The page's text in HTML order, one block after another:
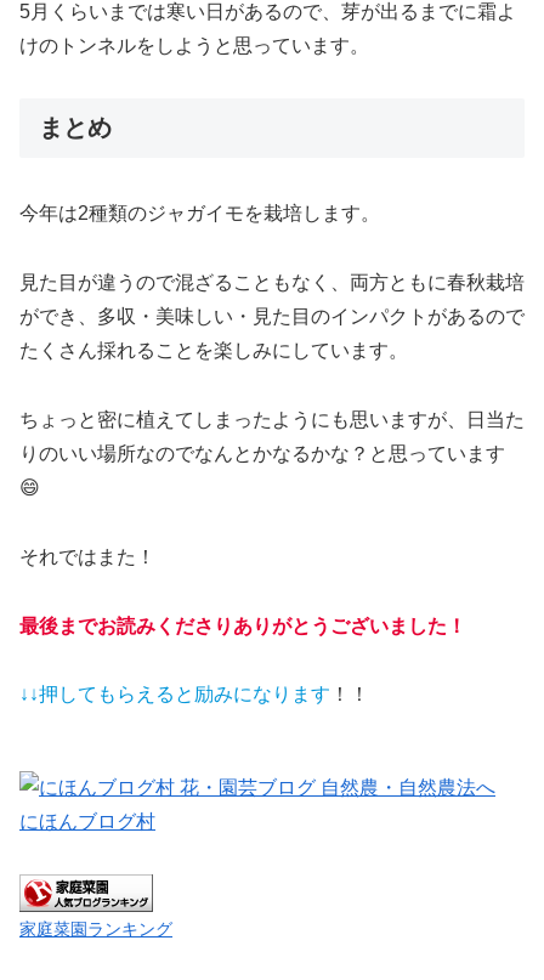
5月くらいまでは寒い日があるので、芽が出るまでに霜よ
けのトンネルをしようと思っています。
まとめ
今年は2種類のジャガイモを栽培します。
見た目が違うので混ざることもなく、両方ともに春秋栽培
ができ、多収・美味しい・見た目のインパクトがあるので
たくさん採れることを楽しみにしています。
ちょっと密に植えてしまったようにも思いますが、日当た
りのいい場所なのでなんとかなるかな？と思っています
😄
それではまた！
最後までお読みくださりありがとうございました！
↓↓押してもらえると 励みになります ！！
にほんブログ村
家庭菜園ランキング